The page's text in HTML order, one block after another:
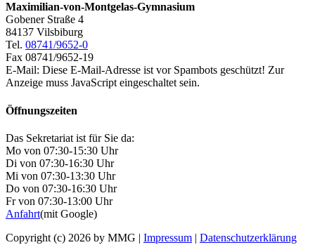
Maximilian-von-Montgelas-Gymnasium
Gobener Straße 4
84137 Vilsbiburg
Tel. 08741/9652-0
Fax 08741/9652-19
E-Mail: Diese E-Mail-Adresse ist vor Spambots geschützt! Zur
Anzeige muss JavaScript eingeschaltet sein.
Öffnungszeiten
Das Sekretariat ist für Sie da:
Mo von 07:30-15:30 Uhr
Di von 07:30-16:30 Uhr
Mi von 07:30-13:30 Uhr
Do von 07:30-16:30 Uhr
Fr von 07:30-13:00 Uhr
Anfahrt(mit Google)
Copyright (c) 2026 by MMG | Impressum | Datenschutzerklärung